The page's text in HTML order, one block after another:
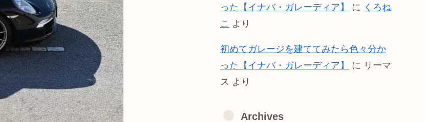
った【イナバ・ガレーディア】
に くろね
こ より
初めてガレージを建ててみたら色々分か
った【イナバ・ガレーディア】
に リーマ
ス より
Archives